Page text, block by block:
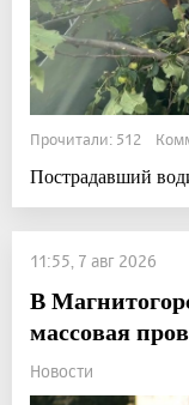
Прочитали: 512
Пострадавший
11:55, 7 авг 2026
В
массовая
Новости